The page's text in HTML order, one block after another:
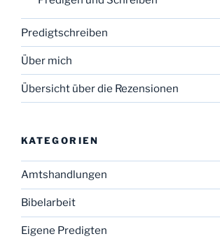
Predigtschreiben
Über mich
Übersicht über die Rezensionen
KATEGORIEN
Amtshandlungen
Bibelarbeit
Eigene Predigten